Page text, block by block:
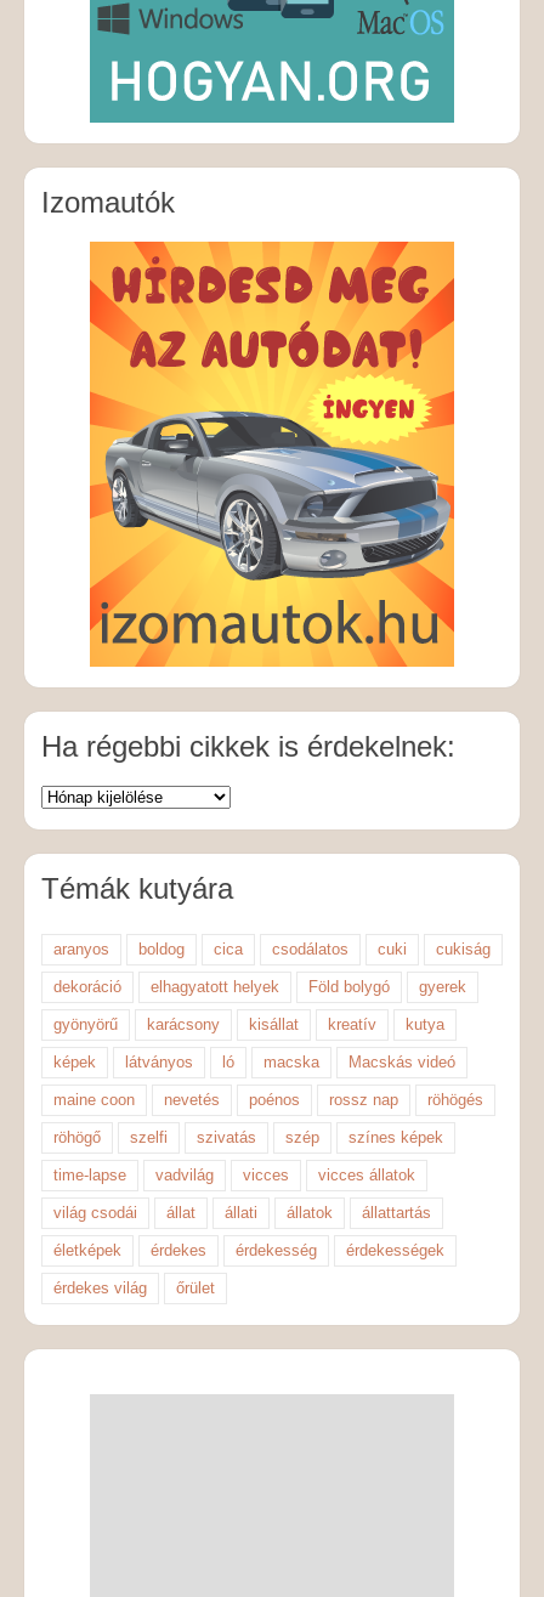
Izomautók
Ha régebbi cikkek is érdekelnek:
Témák kutyára
aranyos boldog cica csodálatos cuki cukiság
dekoráció elhagyatott helyek Föld bolygó gyerek
gyönyörű karácsony kisállat kreatív kutya
képek látványos ló macska Macskás videó
maine coon nevetés poénos rossz nap röhögés
röhögő szelfi szivatás szép színes képek
time-lapse vadvilág vicces vicces állatok
világ csodái állat állati állatok állattartás
életképek érdekes érdekesség érdekességek
érdekes világ őrület